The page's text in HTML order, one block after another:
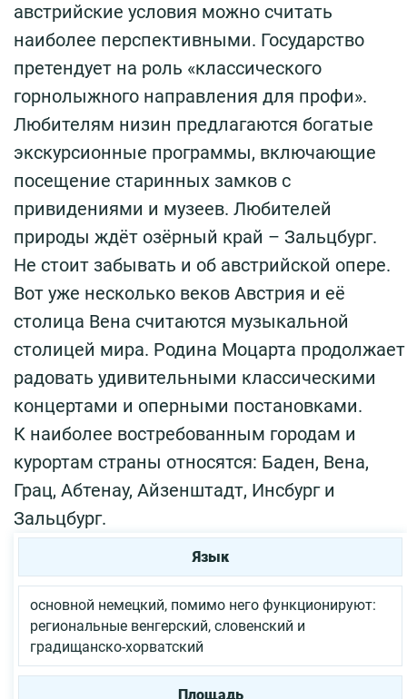
австрийские условия можно считать
наиболее перспективными. Государство
претендует на роль «классического
горнолыжного направления для профи».
Любителям низин предлагаются богатые
экскурсионные программы, включающие
посещение старинных замков с
привидениями и музеев. Любителей
природы ждёт озёрный край – Зальцбург.
Не стоит забывать и об австрийской опере.
Вот уже несколько веков Австрия и её
столица Вена считаются музыкальной
столицей мира. Родина Моцарта продолжает
радовать удивительными классическими
концертами и оперными постановками.
К наиболее востребованным городам и
курортам страны относятся: Баден, Вена,
Грац, Абтенау, Айзенштадт, Инсбург и
Зальцбург.
Язык
основной немецкий, помимо него функционируют:
региональные венгерский, словенский и
градищанско-хорватский
Площадь